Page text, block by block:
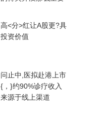
高<分>红让A股更?具
投资价值
问止中,医拟赴港上市
{，}约90%诊疗收入
来源于线上渠道